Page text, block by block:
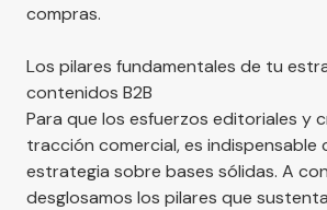
compras.
Los pilares fundamentales de tu
contenidos B2B
Para que los esfuerzos editoriales y
tracción comercial, es indispensable
estrategia sobre bases sólidas. A
desglosamos los pilares que